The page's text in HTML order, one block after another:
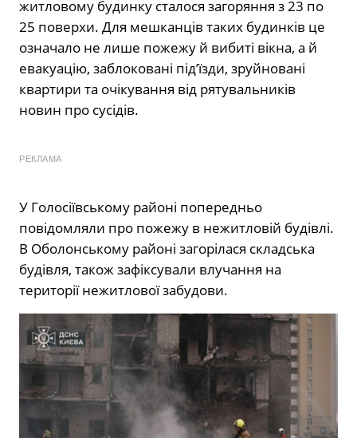
житловому будинку сталося загоряння з 23 по
25 поверхи. Для мешканців таких будинків це
означало не лише пожежу й вибиті вікна, а й
евакуацію, заблоковані під’їзди, зруйновані
квартири та очікування від рятувальників
новин про сусідів.
РЕКЛАМА
У Голосіївському районі попередньо
повідомляли про пожежу в нежитловій будівлі.
В Оболонському районі загорілася складська
будівля, також зафіксували влучання на
території нежитлової забудови.